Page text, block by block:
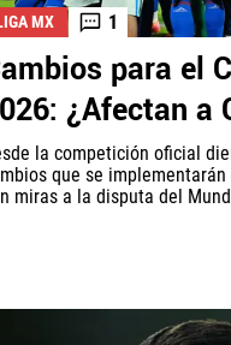
MX 1
para el
¿Afectan a
la competición oficial
que se
miras a la disputa del